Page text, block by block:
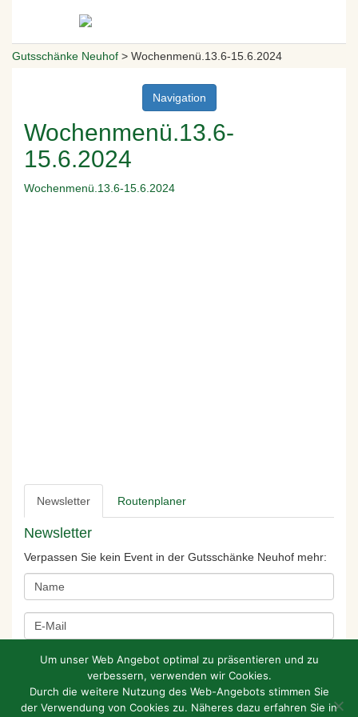
Gutsschänke Neuhof > Wochenmenü.13.6-15.6.2024
Navigation
Wochenmenü.13.6-
15.6.2024
Wochenmenü.13.6-15.6.2024
Newsletter Routenplaner
Newsletter
Verpassen Sie kein Event in der Gutsschänke Neuhof mehr:
Um unser Web Angebot optimal zu präsentieren und zu
verbessern, verwenden wir Cookies.
Durch die weitere Nutzung des Web-Angebots stimmen Sie
der Verwendung von Cookies zu. Näheres dazu erfahren Sie in